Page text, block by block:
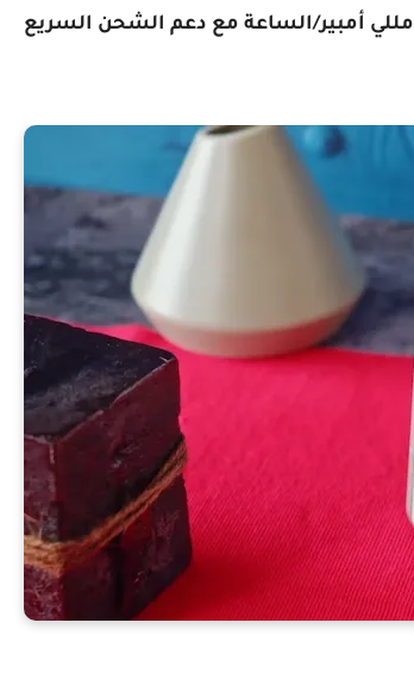
وكاميرا سيلفي بدقة 32 ميجابيكسل، وبطارية بسعة 5000 مللي أمبير/الساعة مع دعم الشحن السريع